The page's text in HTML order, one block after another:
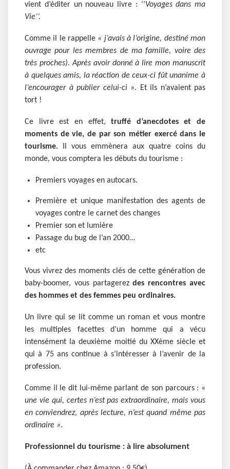
vient d’éditer un nouveau livre : ‘’Voyages dans ma
Vie’’.
Comme il le rappelle « j’avais à l’origine, destiné mon
ouvrage pour les membres de ma famille, voire des
très proches). Après avoir donné à lire mon manuscrit
à quelques amis, la réaction de ceux-ci fût unanime à
l’encourager à publier celui-ci». Et ils n’avaient pas
tort !
Ce livre est en effet,truffé d’anecdotes et de
moments de vie, de par son métier exercé dans le
tourisme.
Il vous emmènera aux quatre coins du
monde, vous comptera les débuts du tourisme :
Premiers voyages en autocars.
Première et unique manifestation des agents de
voyages contre le carnet des changes
Premier son et lumière
Passage du bug de l’an 2000…
etc
Vous vivrez des moments clés de cette génération de
baby-boomer, vous partagerezdes rencontres avec
des hommes et des femmes peu ordinaires.
Un livre qui se lit comme un roman et vous montre
les multiples facettes d’un homme qui a vécu
intensément la deuxième moitié du XXème siècle et
qui à 75 ans continue à s’intéresser à l’avenir de la
profession.
Comme il le dit lui-même parlant de son parcours : «
une vie qui, certes n’est pas extraordinaire, mais vous
en conviendrez, après lecture, n’est quand même pas
ordinaire ».
Professionnel du tourisme : à lire absolument